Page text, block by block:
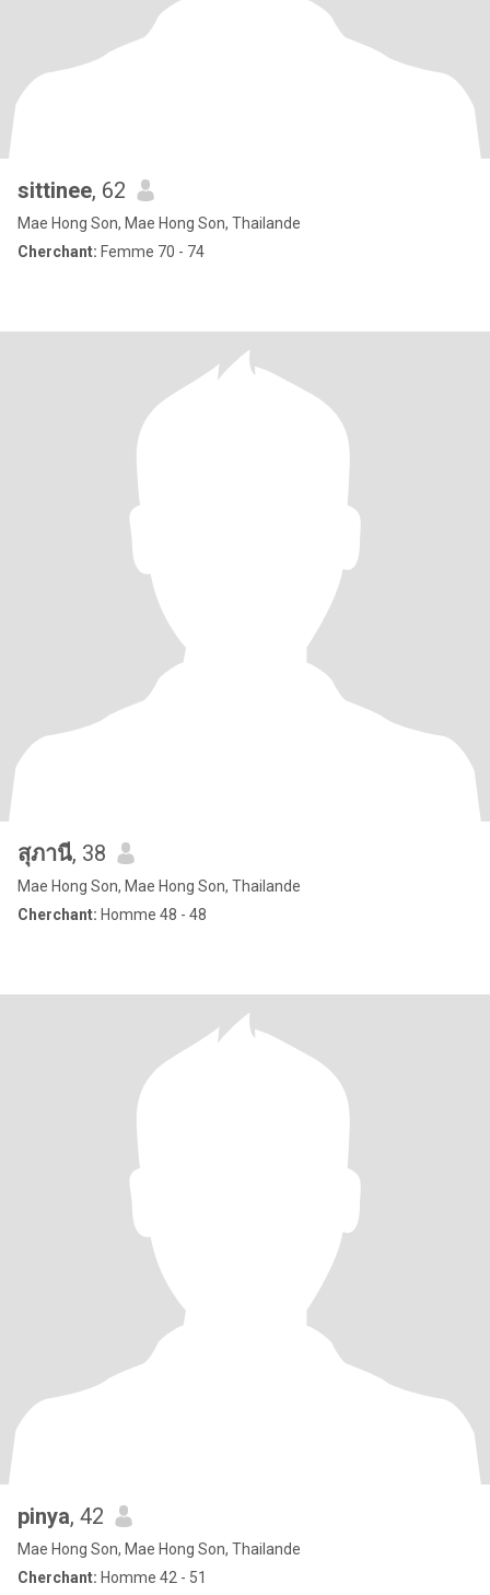
sittinee, 62
Mae Hong Son, Mae Hong Son, Thailande
Cherchant: Femme 70 - 74
สุภานี, 38
Mae Hong Son, Mae Hong Son, Thailande
Cherchant: Homme 48 - 48
pinya, 42
Mae Hong Son, Mae Hong Son, Thailande
Cherchant: Homme 42 - 51